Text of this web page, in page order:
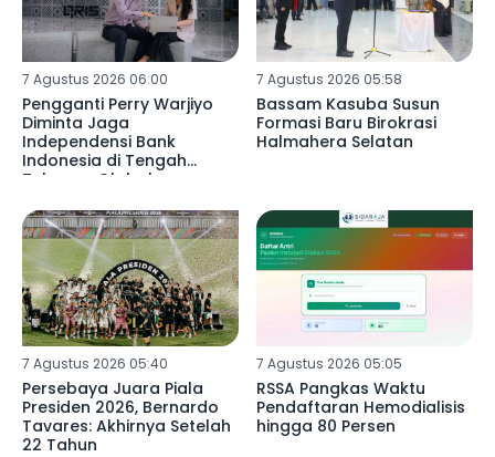
7 Agustus 2026 06:00
Pengganti Perry Warjiyo
Diminta Jaga
Independensi Bank
Indonesia di Tengah
Tekanan Global
7 Agustus 2026 05:58
Bassam Kasuba Susun
Formasi Baru Birokrasi
Halmahera Selatan
7 Agustus 2026 05:40
Persebaya Juara Piala
Presiden 2026, Bernardo
Tavares: Akhirnya Setelah
22 Tahun
7 Agustus 2026 05:05
RSSA Pangkas Waktu
Pendaftaran Hemodialisis
hingga 80 Persen